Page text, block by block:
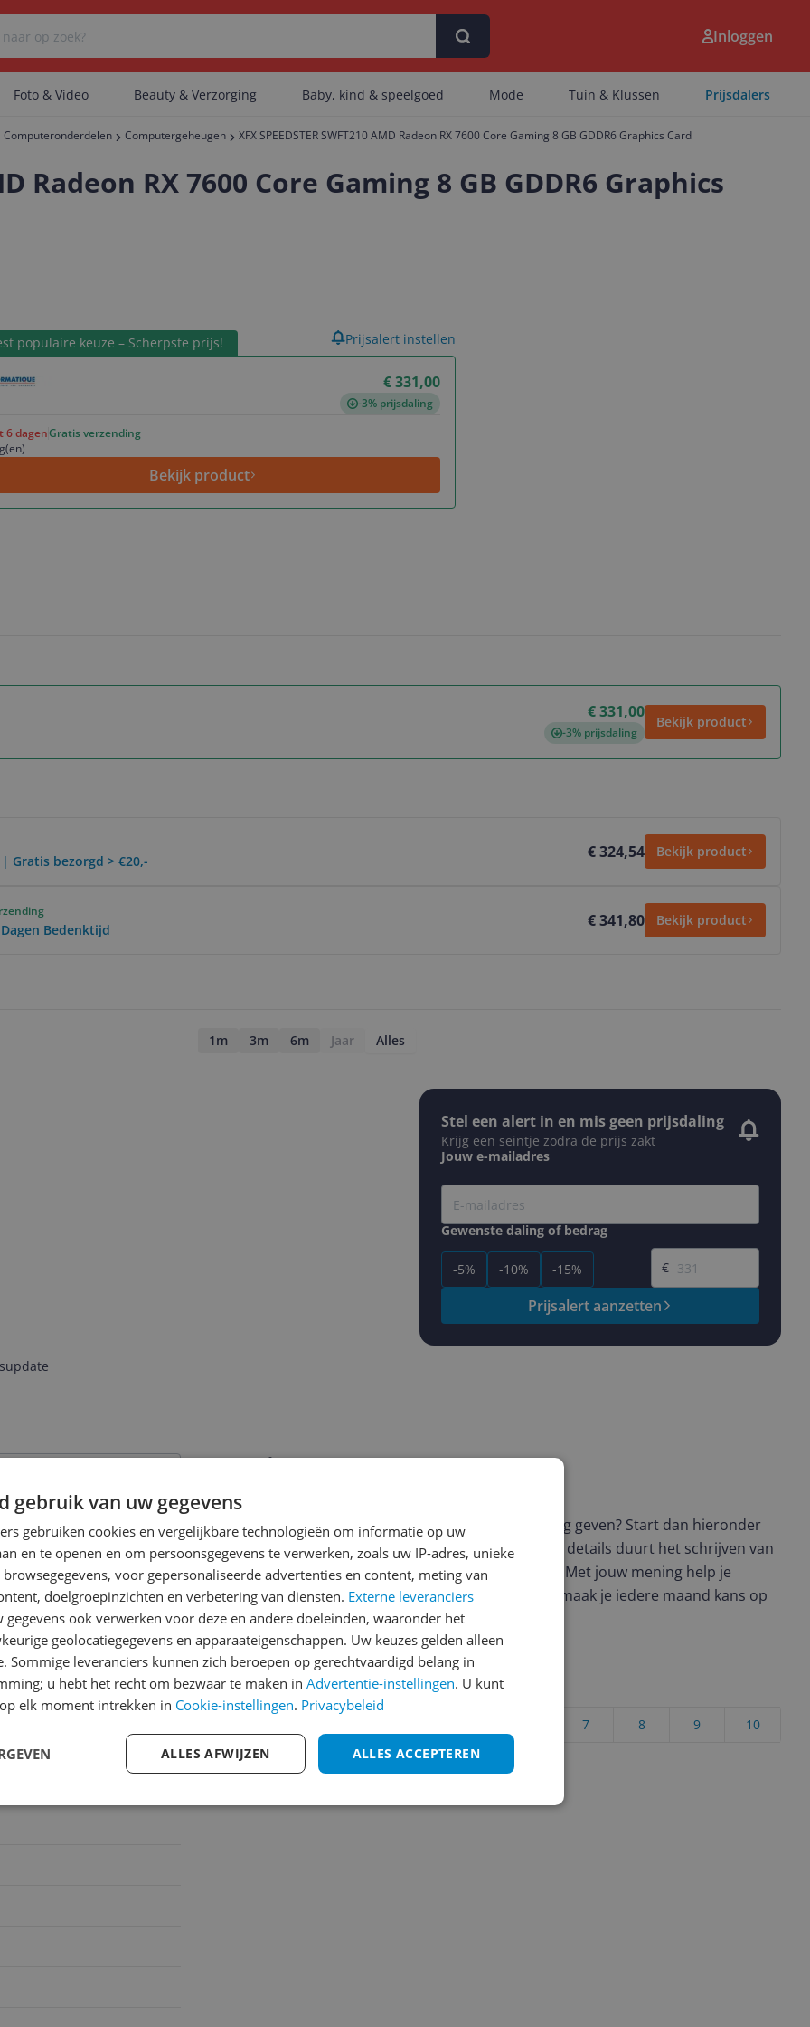
Er zijn geen categorieën gevonden.
Inloggen
Foto & Video Beauty & Verzorging Baby, kind & speelgoed Mode Tuin & Klussen Prijsdalers
Computeronderdelen Computergeheugen XFX SPEEDSTER SWFT210 AMD Radeon RX 7600 Core Gaming 8 GB GDDR6 Graphics Card
Radeon RX 7600 Core Gaming 8 GB GDDR6 Graphics
populaire keuze – Scherpste prijs!
€ 331,00
-3% prijsdaling
6 dagenGratis verzending
Bekijk product
Prijsalert instellen
€ 331,00
-3% prijsdaling
Bekijk product
Gratis bezorgd > €20,- € 324,54 Bekijk product
Bedenktijd € 341,80 Bekijk product
1m 3m 6m Jaar Alles
Stel een alert in en mis geen prijsdaling
Krijg een seintje zodra de prijs zakt
Jouw e-mailadres
Gewenste daling of bedrag
-5% -10% -15%
Gewenste prijs
€
Prijsalert aanzetten
SWFT 210 AMD Radeo
Edition 8 GB GDDR6
Reviews
Heb jij dit product in bezit en wil je graag je mening geven? Start dan hieronder
met het schrijven van je review. Afhankelijk van de details duurt het schrijven van
een review gemiddeld tussen de 3 en 10 minuten. Met jouw mening help je
andere bezoekers een betere keuze te maken én maak je iedere maand kans op
€250,-! Klik hier voor de actievoorwaarden.
Cijfer
Welk cijfer geef jij dit product?
10
9
8
7
Vraag 1 van 4
gebruik van uw gegevens
gebruiken cookies en vergelijkbare technologieën om informatie op uw
en te openen en om persoonsgegevens te verwerken, zoals uw IP-adres, unieke
voor gepersonaliseerde advertenties en content, meting van
doelgroepinzichten en verbetering van diensten. Externe leveranciers
gegevens ook verwerken voor deze en andere doeleinden, waaronder het
geolocatiegegevens en apparaateigenschappen. Uw keuzes gelden alleen
Sommige leveranciers kunnen zich beroepen op gerechtvaardigd belang in
u hebt het recht om bezwaar te maken in Advertentie-instellingen. U kunt
elk moment intrekken in Cookie-instellingen. Privacybeleid
ALLES ACCEPTEREN
ALLES AFWIJZEN